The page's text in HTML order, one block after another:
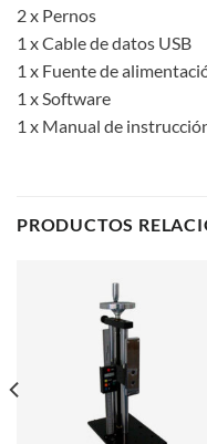
2 x Pernos
1 x Cable de datos USB
1 x Fuente de
1 x Software
1 x Manual de
PRODUCTOS